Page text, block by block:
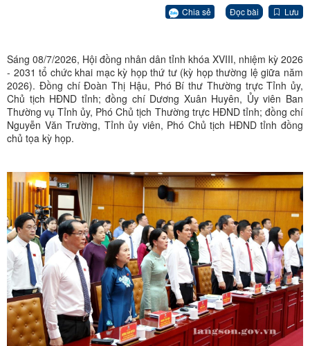
Chia sẻ Đọc bài Lưu
Sáng 08/7/2026, Hội đồng nhân dân tỉnh khóa XVIII, nhiệm kỳ 2026
- 2031 tổ chức khai mạc kỳ họp thứ tư (kỳ họp thường lệ giữa năm
2026). Đồng chí Đoàn Thị Hậu, Phó Bí thư Thường trực Tỉnh ủy,
Chủ tịch HĐND tỉnh; đồng chí Dương Xuân Huyên, Ủy viên Ban
Thường vụ Tỉnh ủy, Phó Chủ tịch Thường trực HĐND tỉnh; đồng chí
Nguyễn Văn Trường, Tỉnh ủy viên, Phó Chủ tịch HĐND tỉnh đồng
chủ tọa kỳ họp.